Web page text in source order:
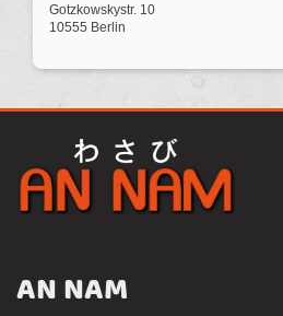
Gotzkowskystr. 10
10555 Berlin
AN NAM